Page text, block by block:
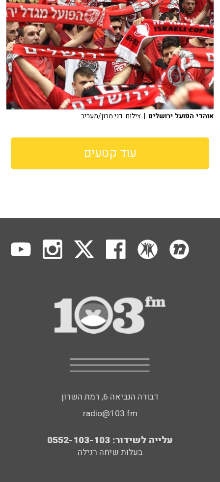
אוהדי הפועל ירושלים | צילום: דני מרון/מעריב
עוד קטעים
דבורה הנביאה 6, רמת השרון
radio@103.fm
עלייה לשידור: 0552-103-103
בעלות שיחה רגילה